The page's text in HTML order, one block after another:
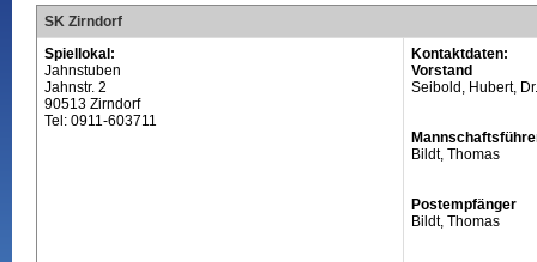
SK Zirndorf
Spiellokal:
Jahnstuben
Jahnstr. 2
90513 Zirndorf
Tel: 0911-603711
Kontaktdaten:
Vorstand
Seibold, Hubert, Dr.
Bildt, Thomas
Postempfänger
Bildt, Thomas